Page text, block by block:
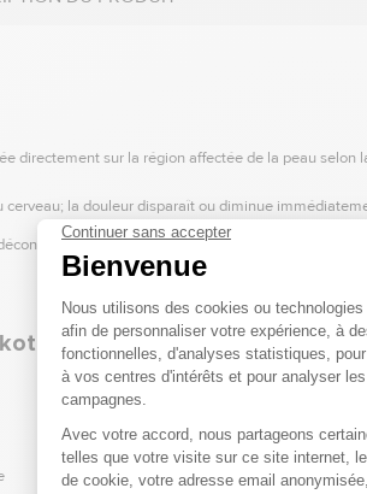
directement sur la région affectée de la peau selon
la douleur disparaît ou diminue
le liquide lymphatique et le sang, ce
K